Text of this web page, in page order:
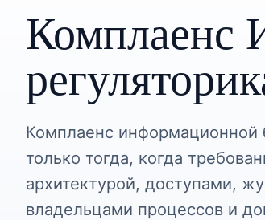
Комплаенс
Комплаенс информационной
только тогда, когда
архитектурой, доступами,
владельцами процессов и